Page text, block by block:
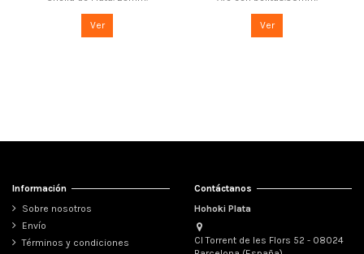
Ver Ver
Información
Sobre nosotros
Envío
Términos y condiciones
Contáctanos
Hohoki Plata
Cl Torrent de les Flors 52 - 08024